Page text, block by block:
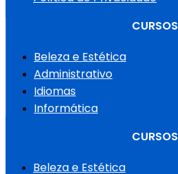
CURSOS
Beleza e Estética
Administrativo
Idiomas
Informática
CURSOS
Beleza e Estética